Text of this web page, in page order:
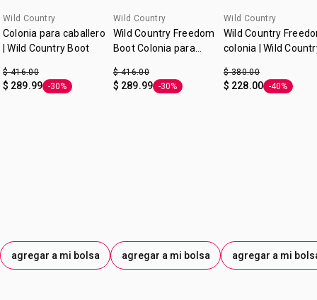
Intégralo en tu día a día y convierte tus mañanas en
momentos transformadores. Además, es ideal para
distintivo y sofisticado.
Wild Country
Colonia para caballero
| Wild Country Boot
$ 416.00
$ 289.99 Etiqueta -30%
-30%
agregar a mi bolsa
Wild Country
Wild Country Freedom
Boot Colonia para
Country
$ 416.00
$ 289.99 Etiqueta -30%
-30%
agregar a mi bolsa
Wild Country
Wild Country
colonia | Wild
$ 380.00
$ 228.00 Etiqueta -
-40%
agregar a mi